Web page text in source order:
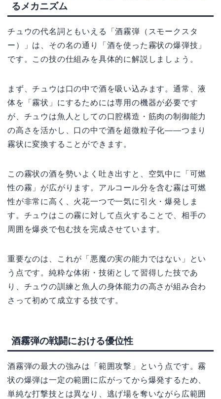
るメカニズム
チュウの代名詞ともいえる「酒霧弾（スモークスタ
ー）」は、その名の通り「酒を使った霧状の爆弾技」
です。この技の仕組みを具体的に解説しましょう。
まず、チュウは口の中で酒を吸い込みます。通常、液
体を「霧状」にするためには専用の機器が必要です
が、チュウは魚人としての口腔構造・筋肉の制御能力
の高さを活かし、口の中で酒を超微粒子化——つまり
霧状に変換することができます。
この霧状の酒を勢いよく吐き出すと、空気中に「可燃
性の霧」が広がります。アルコール分を含む霧は可燃
性が非常に高く、火花一つで一気に引火・爆発しま
す。チュウはこの霧に対して点火することで、相手の
周囲を爆炎で包む技を完成させています。
重要なのは、これが「悪魔の実の能力ではない」とい
う点です。純粋な体術・技術として習得した技であ
り、チュウの訓練と魚人の身体能力の高さが組み合わ
さって初めて成立する技です。
酒霧弾の戦闘における優位性
酒霧弾の最大の強みは「範囲攻撃」という点です。霧
状の爆弾は一定の範囲に広がってから爆発するため、
単純な打撃技とは異なり、逃げ場を奪いながら広範囲